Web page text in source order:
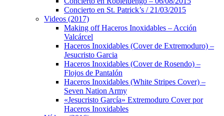
Concierto en St. Patrick’s / 21/03/2015
Videos (2017)
Making off Haceros Inoxidables – Acción
Valcárcel
Haceros Inoxidables (Cover de Extremoduro) –
Jesucristo Garcia
Haceros Inoxidables (Cover de Rosendo) –
Flojos de Pantalón
Haceros Inoxidables (White Stripes Cover) –
Seven Nation Army
«Jesucristo García» Extremoduro Cover por
Haceros Inoxidables